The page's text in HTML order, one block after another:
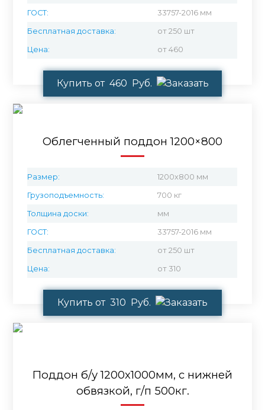
ГОСТ: 33757-2016 мм
Бесплатная доставка: от 250 шт
Цена: от 460
Купить от 460 Руб.
Облегченный поддон 1200×800
Размер: 1200х800 мм
Грузоподъемность: 700 кг
Толщина доски: мм
ГОСТ: 33757-2016 мм
Бесплатная доставка: от 250 шт
Цена: от 310
Купить от 310 Руб.
Поддон б/у 1200х1000мм, с нижней
обвязкой, г/п 500кг.